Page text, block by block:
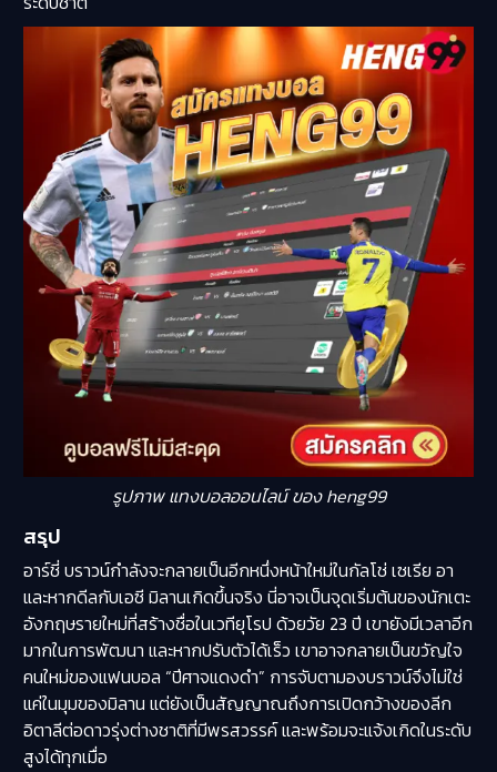
รูปภาพ แทงบอลออนไลน์ ของ heng99
สรุป
อาร์ชี่ บราวน์กำลังจะกลายเป็นอีกหนึ่งหน้าใหม่ในกัลโช่ เซเรีย อา
และหากดีลกับเอซี มิลานเกิดขึ้นจริง นี่อาจเป็นจุดเริ่มต้นของนักเตะ
อังกฤษรายใหม่ที่สร้างชื่อในเวทียุโรป ด้วยวัย 23 ปี เขายังมีเวลาอีก
มากในการพัฒนา และหากปรับตัวได้เร็ว เขาอาจกลายเป็นขวัญใจ
คนใหม่ของแฟนบอล “ปีศาจแดงดำ” การจับตามองบราวน์จึงไม่ใช่
แค่ในมุมของมิลาน แต่ยังเป็นสัญญาณถึงการเปิดกว้างของลีก
อิตาลีต่อดาวรุ่งต่างชาติที่มีพรสวรรค์ และพร้อมจะแจ้งเกิดในระดับ
สูงได้ทุกเมื่อ